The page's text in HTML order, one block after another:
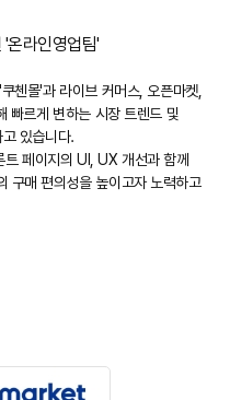
온라인영업팀'
첸몰'과 라이브 커머스, 오픈마켓,
빠르게 변하는 시장 트렌드 및
있습니다.
페이지의 UI, UX 개선과 함께
구매 편의성을 높이고자 노력하고